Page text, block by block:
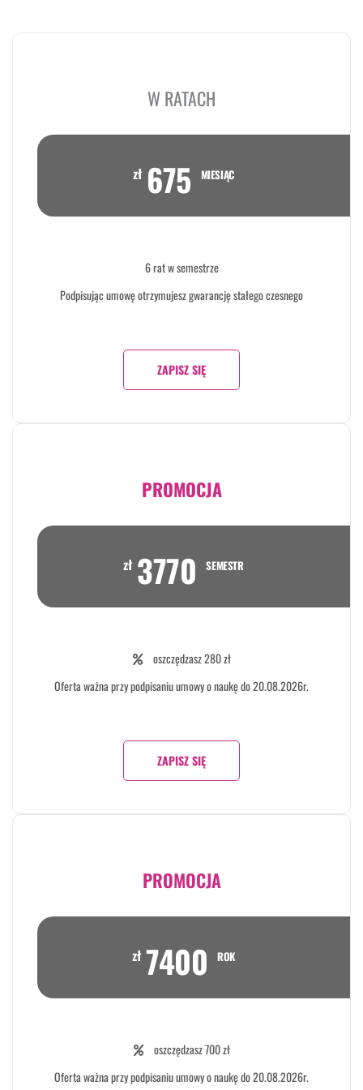
W RATACH
zł 675 MIESIĄC
6 rat w semestrze
Podpisując umowę otrzymujesz gwarancję stałego czesnego
ZAPISZ SIĘ
PROMOCJA
zł 3770 SEMESTR
oszczędzasz 280 zł
Oferta ważna przy podpisaniu umowy o naukę do 20.08.2026r.
ZAPISZ SIĘ
PROMOCJA
zł 7400 ROK
oszczędzasz 700 zł
Oferta ważna przy podpisaniu umowy o naukę do 20.08.2026r.